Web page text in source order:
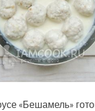
«Бешамель»